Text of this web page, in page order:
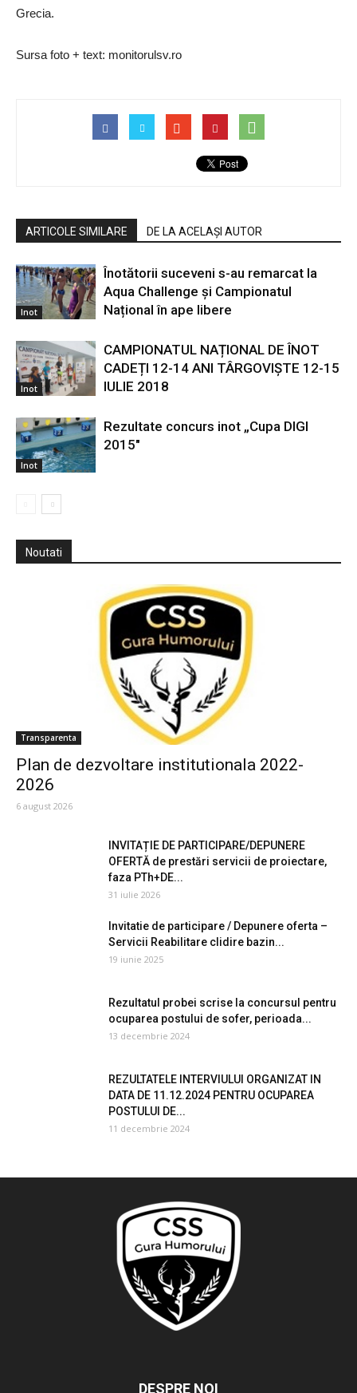
Grecia.
Sursa foto + text: monitorulsv.ro
ARTICOLE SIMILARE DE LA ACELAȘI AUTOR
Inot
Înotătorii suceveni s-au remarcat la
Aqua Challenge și Campionatul
Național în ape libere
Inot
CAMPIONATUL NAȚIONAL DE ÎNOT
CADEȚI 12-14 ANI TÂRGOVIȘTE 12-15
IULIE 2018
Inot
Rezultate concurs inot „Cupa DIGI
2015″
Noutati
Transparenta
Plan de dezvoltare institutionala 2022-
2026
6 august 2026
INVITAȚIE DE PARTICIPARE/DEPUNERE
OFERTĂ de prestări servicii de proiectare,
faza PTh+DE...
31 iulie 2026
Invitatie de participare / Depunere oferta –
Servicii Reabilitare clidire bazin...
19 iunie 2025
Rezultatul probei scrise la concursul pentru
ocuparea postului de sofer, perioada...
13 decembrie 2024
REZULTATELE INTERVIULUI ORGANIZAT IN
DATA DE 11.12.2024 PENTRU OCUPAREA
POSTULUI DE...
11 decembrie 2024
DESPRE NOI